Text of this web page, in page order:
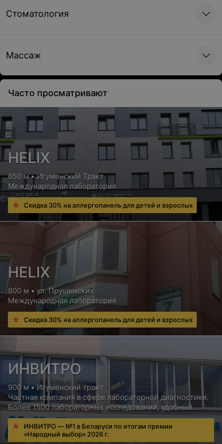
Установка внутриматочной спирали (ВМС)
Цена по запросу
Удаление внутриматочной спирали (ВМС)
Цена по запросу
Лечение эрозии шейки матки
Диатермоэлектрокоагуляция (ДЭК)
Цена по запросу
Электроконизация шейки матки
Цена по запросу
Криогенное лечение шейки матки
Цена по запросу
Лечение дисплазии шейки матки
Цена по запросу
Лечебные процедуры
Орошение влагалища
Цена по запросу
Стоматология
Массаж
Часто просматривают
HELIX
650 м • Игуменский Тракт
Международная лаборатория
Скидка 30% на аллергопанель для детей и взрослых
HELIX
800 м • ул. Прушинских
Международная лаборатория
Скидка 30% на аллергопанель для детей и взрослых
ИНВИТРО
900 м • Игуменский тракт
Частная компания в сфере лабораторной диагностики.
Более 1500 лабораторных исследований, удобный
сервис для пациентов, бесплатная консультация врача
ИНВИТРО — №1 в Беларуси по итогам премии
«Народный выбор» 2026 г.